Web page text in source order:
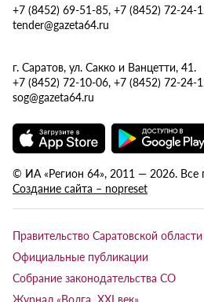
+7 (8452) 69-51-85, +7 (8452) 72-24-
tender@gazeta64.ru
г. Саратов, ул. Сакко и Ванцетти, 41.
+7 (8452) 72-10-06, +7 (8452) 72-24-
sog@gazeta64.ru
© ИА «Регион 64», 2011 — 2026.
Создание сайта – nopreset
Правительство Саратовской области
Официальные публикации
Собрание законодательства СО
Журнал «Волга XXI век»